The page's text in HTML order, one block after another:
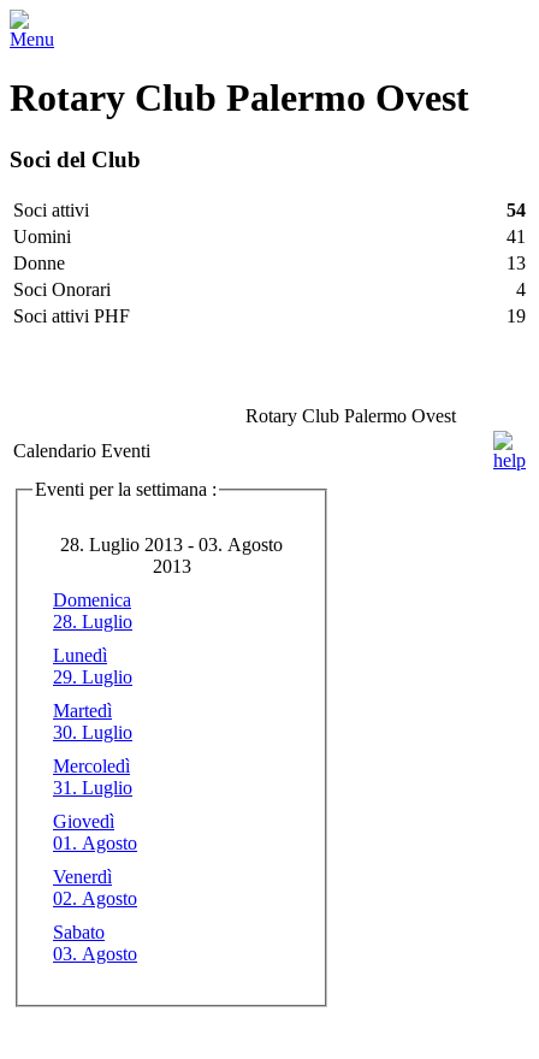
Menu
Rotary Club Palermo Ovest
Soci del Club
Soci attivi
54
Uomini
41
Donne
13
Soci Onorari
4
Soci attivi PHF
19
Rotary Club Palermo Ovest
Calendario Eventi
Eventi per la settimana :
28. Luglio 2013 - 03. Agosto
2013
Domenica
28. Luglio
Lunedì
29. Luglio
Martedì
30. Luglio
Mercoledì
31. Luglio
Giovedì
01. Agosto
Venerdì
02. Agosto
Sabato
03. Agosto